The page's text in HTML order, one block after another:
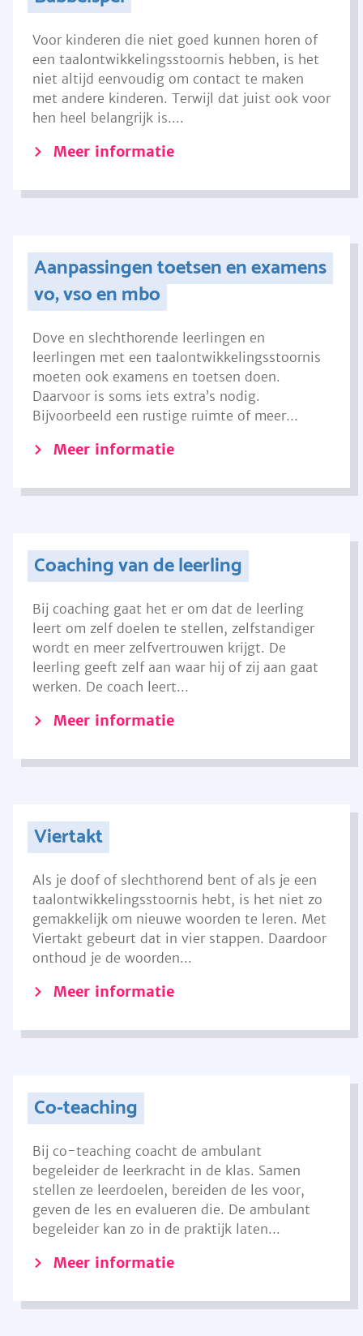
Voor kinderen die niet goed kunnen horen of
een taalontwikkelingsstoornis hebben, is het
niet altijd eenvoudig om contact te maken
met andere kinderen. Terwijl dat juist ook voor
hen heel belangrijk is....
Meer informatie
Aanpassingen toetsen en examens
vo, vso en mbo
Dove en slechthorende leerlingen en
leerlingen met een taalontwikkelingsstoornis
moeten ook examens en toetsen doen.
Daarvoor is soms iets extra’s nodig.
Bijvoorbeeld een rustige ruimte of meer...
Meer informatie
Coaching van de leerling
Bij coaching gaat het er om dat de leerling
leert om zelf doelen te stellen, zelfstandiger
wordt en meer zelfvertrouwen krijgt. De
leerling geeft zelf aan waar hij of zij aan gaat
werken. De coach leert...
Meer informatie
Viertakt
Als je doof of slechthorend bent of als je een
taalontwikkelingsstoornis hebt, is het niet zo
gemakkelijk om nieuwe woorden te leren. Met
Viertakt gebeurt dat in vier stappen. Daardoor
onthoud je de woorden...
Meer informatie
Co-teaching
Bij co-teaching coacht de ambulant
begeleider de leerkracht in de klas. Samen
stellen ze leerdoelen, bereiden de les voor,
geven de les en evalueren die. De ambulant
begeleider kan zo in de praktijk laten...
Meer informatie